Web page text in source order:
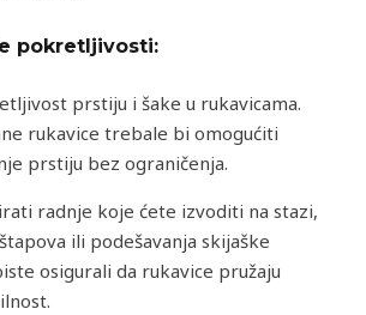
pokretljivosti:
prstiju i šake u rukavicama.
rukavice trebale bi omogućiti
prstiju bez ograničenja.
radnje koje ćete izvoditi na stazi,
ili podešavanja skijaške
osigurali da rukavice pružaju